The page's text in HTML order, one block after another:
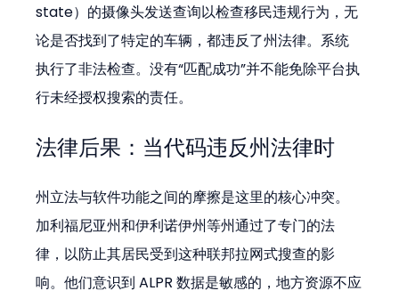
state）的摄像头发送查询以检查移民违规行为，无
论是否找到了特定的车辆，都违反了州法律。系统
执行了非法检查。没有“匹配成功”并不能免除平台执
行未经授权搜索的责任。
法律后果：当代码违反州法律时
州立法与软件功能之间的摩擦是这里的核心冲突。
加利福尼亚州和伊利诺伊州等州通过了专门的法
律，以防止其居民受到这种联邦拉网式搜查的影
响。他们意识到 ALPR 数据是敏感的，地方资源不应